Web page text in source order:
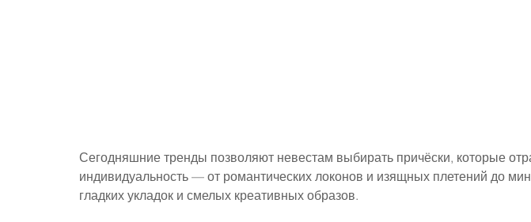
Сегодняшние тренды позволяют невестам выбирать причёски, которые
индивидуальность — от романтических локонов и изящных плетений до
гладких укладок и смелых креативных образов.